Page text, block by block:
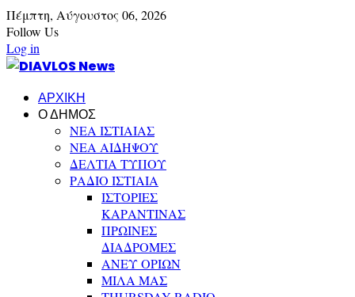
Πέμπτη, Αύγουστος 06, 2026
Follow Us
Log in
ΑΡΧΙΚΗ
Ο ΔΗΜΟΣ
ΝΕΑ ΙΣΤΙΑΙΑΣ
ΝΕΑ ΑΙΔΗΨΟΥ
ΔΕΛΤΙΑ ΤΥΠΟΥ
ΡΑΔΙΟ ΙΣΤΙΑΙΑ
ΙΣΤΟΡΙΕΣ
ΚΑΡΑΝΤΙΝΑΣ
ΠΡΩΙΝΕΣ
ΔΙΑΔΡΟΜΕΣ
ΑΝΕΥ ΟΡΙΩΝ
ΜΙΛΑ ΜΑΣ